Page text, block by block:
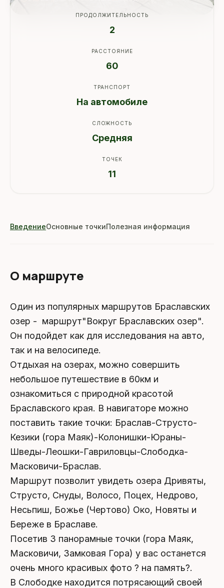
ПРОДОЛЖИТЕЛЬНОСТЬ
2
РАССТОЯНИЕ
60
ТРАНСПОРТ
На автомобиле
СЛОЖНОСТЬ
Средняя
ТОЧЕК
11
ВведениеОсновные точкиПолезная информация
О маршруте
Один из популярных маршрутов Браславских
озер - маршрут"Вокруг Браславских озер".
Он подойдет как для исследования на авто,
так и на велосипеде.
Отдыхая на озерах, можно совершить
небольшое путешествие в 60км и
ознакомиться с природной красотой
Браславского края. В навигаторе можно
поставить такие точки: Браслав-Струсто-
Кезики (гора Маяк)-Колонишки-Юраны-
Шведы-Леошки-Гавриловцы-Слободка-
Масковичи-Браслав.
Маршрут позволит увидеть озера Дривяты,
Струсто, Снуды, Волосо, Поцех, Недрово,
Несьпиш, Божье (Чертово) Око, Новяты и
Береже в Браславе.
Посетив 3 панорамные точки (гора Маяк,
Масковичи, Замковая Гора) у вас останется
очень много красивых фото ? на память?.
В Слободке находится потрясающий своей